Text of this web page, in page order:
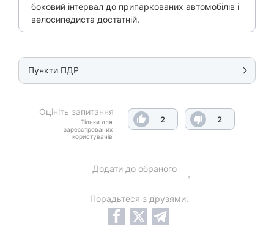
боковий інтервал до припаркованих автомобілів і
велосипедиста достатній.
Пункти ПДР
Оцініть запитання
Тільки для
зареєстрованих
користувачів
2 2
Додати до обраного
Порадьтеся з друзями: